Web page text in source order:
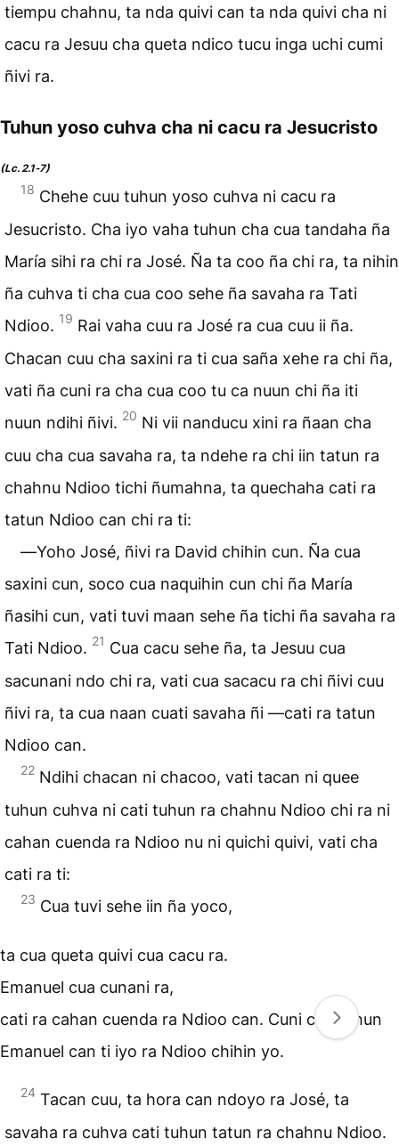
tiempu chahnu, ta nda quivi can ta nda quivi cha ni
cacu ra Jesuu cha queta ndico tucu inga uchi cumi
ñivi ra.
Tuhun yoso cuhva cha ni cacu ra Jesucristo
(Lc. 2.1‑7)
18 Chehe cuu tuhun yoso cuhva ni cacu ra
Jesucristo. Cha iyo vaha tuhun cha cua tandaha ña
María sihi ra chi ra José. Ña ta coo ña chi ra, ta nihin
ña cuhva ti cha cua coo sehe ña savaha ra Tati
Ndioo. 19 Rai vaha cuu ra José ra cua cuu ii ña.
Chacan cuu cha saxini ra ti cua saña xehe ra chi ña,
vati ña cuni ra cha cua coo tu ca nuun chi ña iti
nuun ndihi ñivi. 20 Ni vii nanducu xini ra ñaan cha
cuu cha cua savaha ra, ta ndehe ra chi iin tatun ra
chahnu Ndioo tichi ñumahna, ta quechaha cati ra
tatun Ndioo can chi ra ti:
―Yoho José, ñivi ra David chihin cun. Ña cua
saxini cun, soco cua naquihin cun chi ña María
ñasihi cun, vati tuvi maan sehe ña tichi ña savaha ra
Tati Ndioo. 21 Cua cacu sehe ña, ta Jesuu cua
sacunani ndo chi ra, vati cua sacacu ra chi ñivi cuu
ñivi ra, ta cua naan cuati savaha ñi ―cati ra tatun
Ndioo can.
22 Ndihi chacan ni chacoo, vati tacan ni quee
tuhun cuhva ni cati tuhun ra chahnu Ndioo chi ra ni
cahan cuenda ra Ndioo nu ni quichi quivi, vati cha
cati ra ti:
23 Cua tuvi sehe iin ña yoco,
ta cua queta quivi cua cacu ra.
Emanuel cua cunani ra,
cati ra cahan cuenda ra Ndioo can. Cuni cati tuhun
Emanuel can ti iyo ra Ndioo chihin yo.
24 Tacan cuu, ta hora can ndoyo ra José, ta
savaha ra cuhva cati tuhun tatun ra chahnu Ndioo.